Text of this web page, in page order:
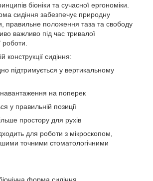
біоніки та сучасної ергономіки.
сидіння забезпечує природну
правильне положення таза та свободу
важливо під час тривалої
роботи.
конструкції сидіння:
підтримується у вертикальному
на поперек
у правильній позиції
простору для рухів
для роботи з мікроскопом,
точними стоматологічними
форма сидіння